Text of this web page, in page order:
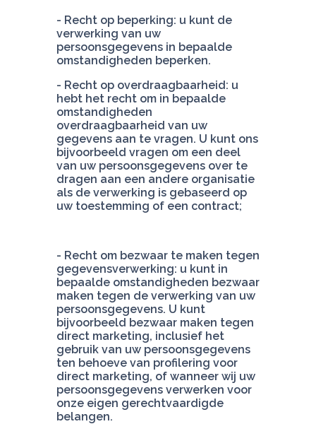
- Recht op beperking: u kunt de
verwerking van uw
persoonsgegevens in bepaalde
- Recht op overdraagbaarheid: u
hebt het recht om in bepaalde
omstandigheden
overdraagbaarheid van uw
gegevens aan te vragen. U kunt ons
bijvoorbeeld vragen om een deel
van uw persoonsgegevens over te
dragen aan een andere organisatie
als de verwerking is gebaseerd op
uw toestemming of een contract;
- Recht om bezwaar te maken tegen
gegevensverwerking: u kunt in
bepaalde omstandigheden bezwaar
maken tegen de verwerking van uw
persoonsgegevens. U kunt
bijvoorbeeld bezwaar maken tegen
direct marketing, inclusief het
gebruik van uw persoonsgegevens
ten behoeve van profilering voor
direct marketing, of wanneer wij uw
persoonsgegevens verwerken voor
onze eigen gerechtvaardigde
belangen.